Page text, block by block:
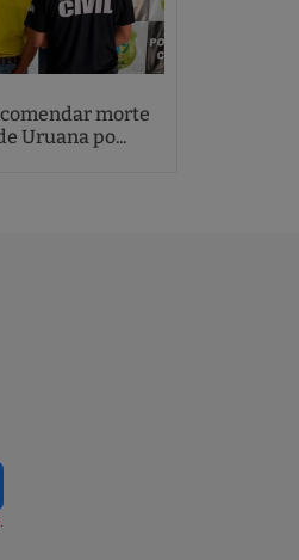
morte
Uruana po...